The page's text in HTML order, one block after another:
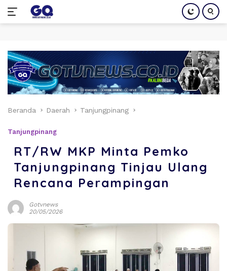
konten
Beranda Daerah Tanjungpinang
Tanjungpinang
RT/RW MKP Minta Pemko
Tanjungpinang Tinjau Ulang
Rencana Perampingan
Gotvnews
20/05/2026